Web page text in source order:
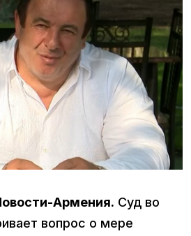
Армения. Суд во
вопрос о мере